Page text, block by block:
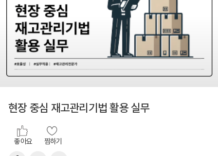
현장 중심 재고관리기법 활용 실무
좋아요 찜하기